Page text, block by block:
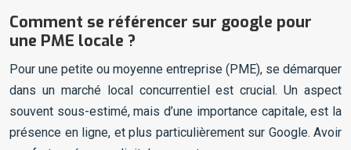
Comment se référencer sur google pour
une PME locale ?
Pour une petite ou moyenne entreprise (PME), se démarquer
dans un marché local concurrentiel est crucial. Un aspect
souvent sous-estimé, mais d’une importance capitale, est la
présence en ligne, et plus particulièrement sur Google. Avoir